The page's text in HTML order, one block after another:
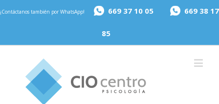
¡Contáctanos también por WhatsApp! 669 37 10 05 669 38 17
85